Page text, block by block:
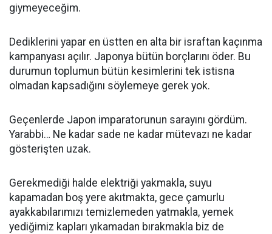
giymeyeceğim.
Dediklerini yapar en üstten en alta bir israftan kaçınma
kampanyası açılır. Japonya bütün borçlarını öder. Bu
durumun toplumun bütün kesimlerini tek istisna
olmadan kapsadığını söylemeye gerek yok.
Geçenlerde Japon imparatorunun sarayını gördüm.
Yarabbi… Ne kadar sade ne kadar mütevazı ne kadar
gösterişten uzak.
Gerekmediği halde elektriği yakmakla, suyu
kapamadan boş yere akıtmakta, gece çamurlu
ayakkabılarımızı temizlemeden yatmakla, yemek
yediğimiz kapları yıkamadan bırakmakla biz de